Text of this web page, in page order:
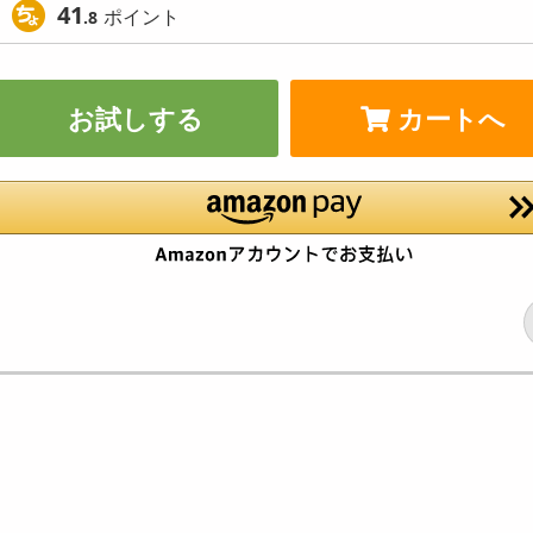
41.8 ポイント
お試しする カートへ